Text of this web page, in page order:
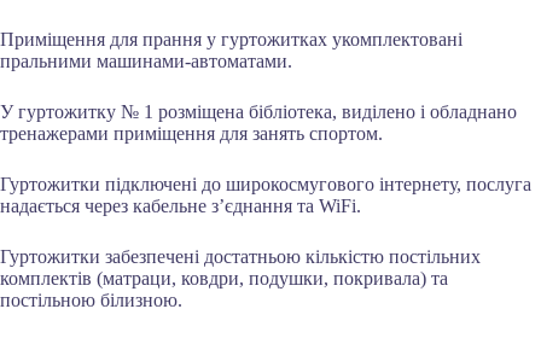
Приміщення для прання у гуртожитках укомплектовані
пральними машинами-автоматами.
У гуртожитку № 1 розміщена бібліотека, виділено і обладнано
тренажерами приміщення для занять спортом.
Гуртожитки підключені до широкосмугового інтернету, послуга
надається через кабельне з’єднання та WiFi.
Гуртожитки забезпечені достатньою кількістю постільних
комплектів (матраци, ковдри, подушки, покривала) та
постільною білизною.